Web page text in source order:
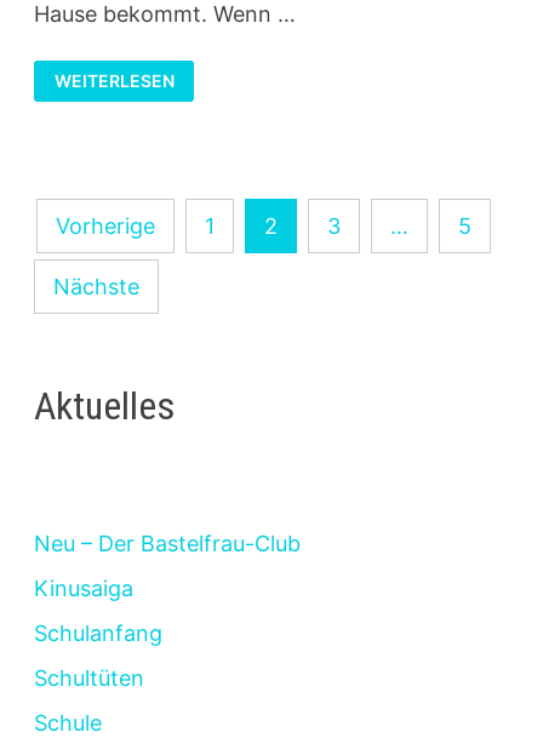
Hause bekommt. Wenn …
PAPIERTASCHEN
ZUM
VERKAUFEN
WEITERLESEN
Seitennummerierung
der
Beiträge
Vorherige 1 2 3 … 5
Nächste
Aktuelles
Neu – Der Bastelfrau-Club
Kinusaiga
Schulanfang
Schultüten
Schule